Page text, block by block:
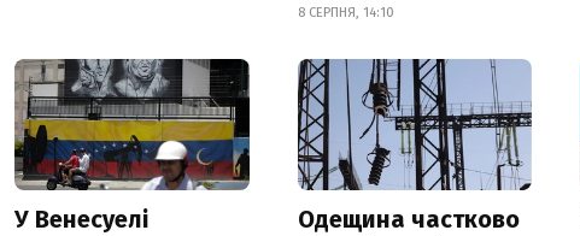
8 СЕРПНЯ, 14:10
У Венесуелі
Одещина частково